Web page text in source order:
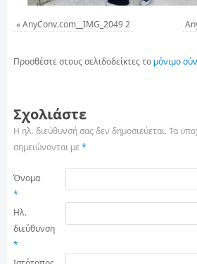
«AnyConv.com__IMG_2049 2
Προσθέστε στους σελιδοδείκτες το μόνιμο
Σχολιάστε
Η ηλ. διεύθυνσή σας δεν δημοσιεύεται. Τα
σημειώνονται με *
Όνομα
*
Ηλ.
διεύθυνση
*